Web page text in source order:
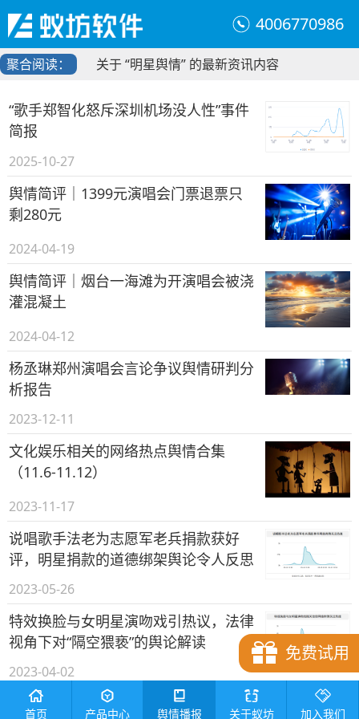
4006770986
聚合阅读： 关于 “明星舆情” 的最新资讯内容
“歌手郑智化怒斥深圳机场没人性”事件
简报
2025-10-27
舆情简评｜1399元演唱会门票退票只
剩280元
2024-04-19
舆情简评｜烟台一海滩为开演唱会被浇
灌混凝土
2024-04-12
杨丞琳郑州演唱会言论争议舆情研判分
析报告
2023-12-11
文化娱乐相关的网络热点舆情合集
（11.6-11.12）
2023-11-17
说唱歌手法老为志愿军老兵捐款获好
评，明星捐款的道德绑架舆论令人反思
2023-05-26
特效换脸与女明星演吻戏引热议，法律
视角下对“隔空猥亵”的舆论解读
2023-04-02
吴秀波儿子被指家暴，网络舆论聚焦指
免费试用
首页 产品中心 舆情播报 关于蚁坊 加入我们